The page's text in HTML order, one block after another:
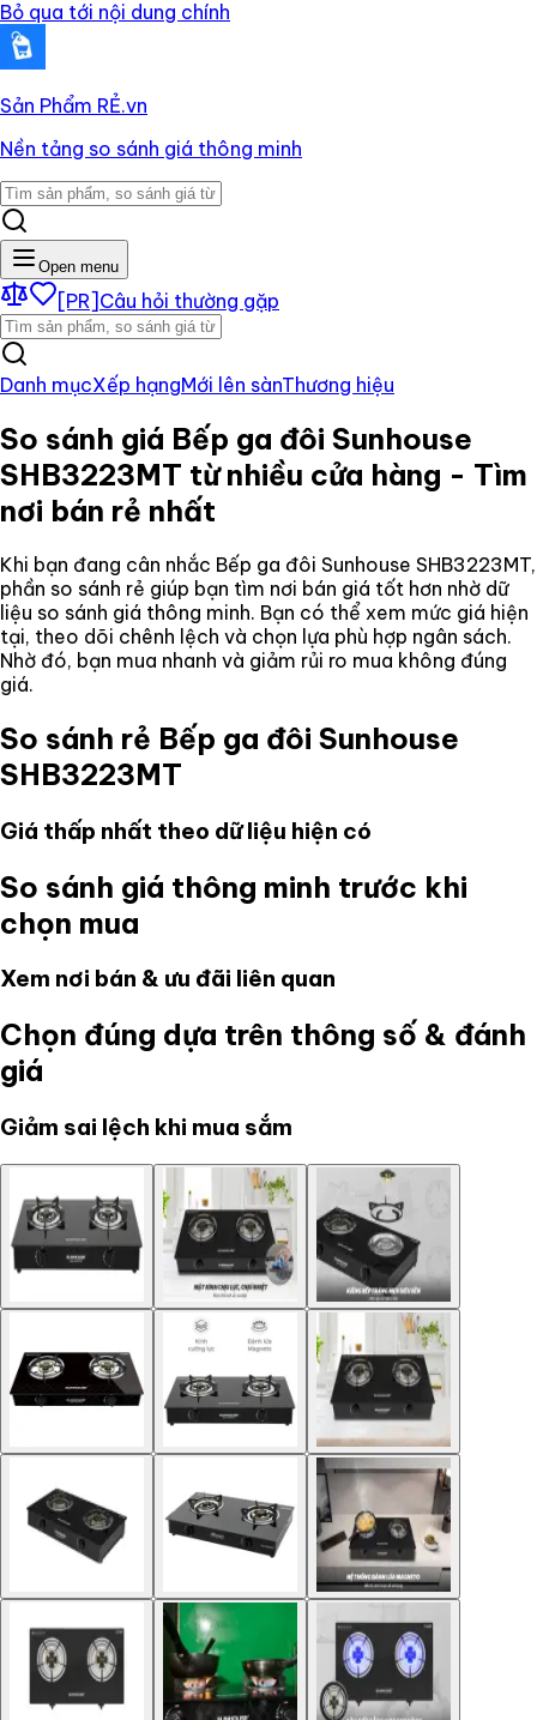
Bỏ qua tới nội dung chính
Sản Phẩm RẺ.vn
Nền tảng so sánh giá thông minh
Open menu
[PR] Câu hỏi thường gặp
Danh mụcXếp hạngMới lên sànThương hiệu
So sánh giá Bếp ga đôi Sunhouse
SHB3223MT từ nhiều cửa hàng - Tìm
nơi bán rẻ nhất
Khi bạn đang cân nhắc Bếp ga đôi Sunhouse SHB3223MT,
phần so sánh rẻ giúp bạn tìm nơi bán giá tốt hơn nhờ dữ
liệu so sánh giá thông minh. Bạn có thể xem mức giá hiện
tại, theo dõi chênh lệch và chọn lựa phù hợp ngân sách.
Nhờ đó, bạn mua nhanh và giảm rủi ro mua không đúng
giá.
So sánh rẻ Bếp ga đôi Sunhouse
SHB3223MT
Giá thấp nhất theo dữ liệu hiện có
So sánh giá thông minh trước khi
chọn mua
Xem nơi bán & ưu đãi liên quan
Chọn đúng dựa trên thông số & đánh
giá
Giảm sai lệch khi mua sắm